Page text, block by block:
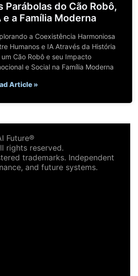
Parábolas do Cão Robô,
e a Família Moderna
a Coexistência Harmoniosa
Humanos e IA Através da História
Cão Robô e seu Impacto
e Social na Família Moderna
Article »
Future®
rights reserved.
trademarks. Independent
and future systems.